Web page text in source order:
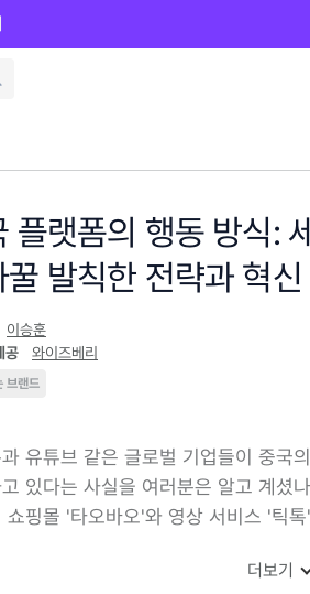
플랫폼의 행동 방식:
꿀 발칙한 전략과 혁신
이승훈
공
와이즈베리
브랜드
유튜브 같은 글로벌 기업들이 중국
있다는 사실을 여러분은 알고 계셨
쇼핑몰 '타오바오'와 영상 서비스 '틱
더보기